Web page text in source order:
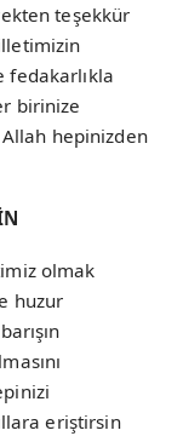
teşekkür
fedakarlıkla
birinize
hepinizden
olmak
huzur
eriştirsin